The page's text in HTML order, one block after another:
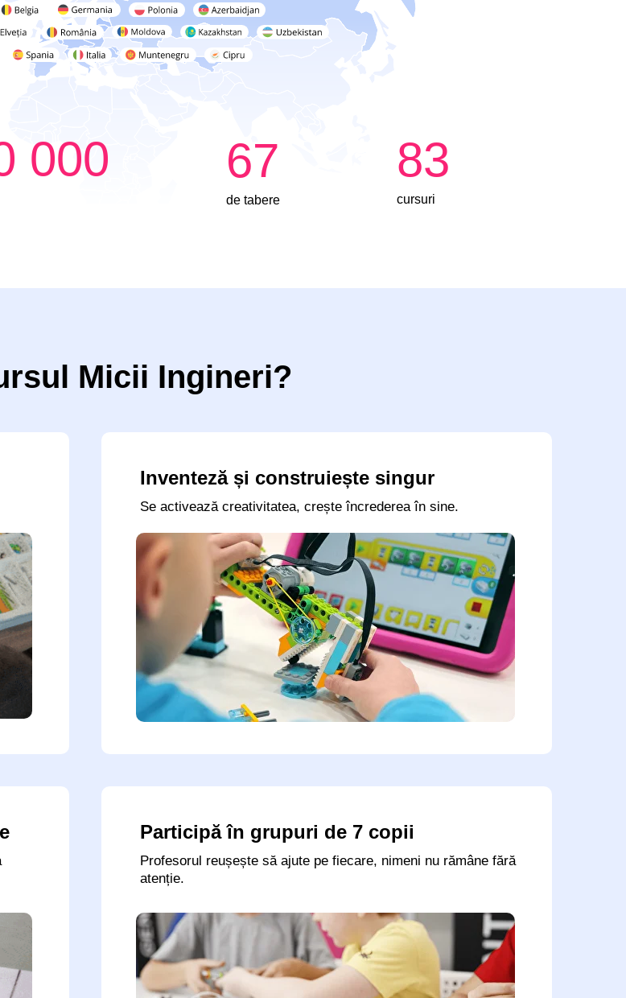
000 67
de tabere
83
cursuri
Micii Ingineri?
Inventeză și construiește singur
Se activează creativitatea, crește încrederea în sine.
Participă în grupuri de 7 copii
Profesorul reușește să ajute pe fiecare, nimeni nu rămâne fără
atenție.